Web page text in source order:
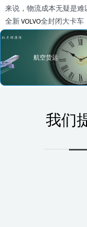
来说，物流成本无疑是
全新 VOLVO全封闭大卡车
我们
航空货运